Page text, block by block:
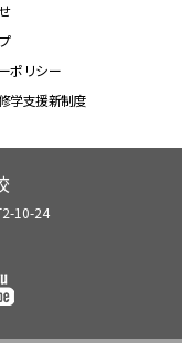
ポリシー
学支援新制度
10-24